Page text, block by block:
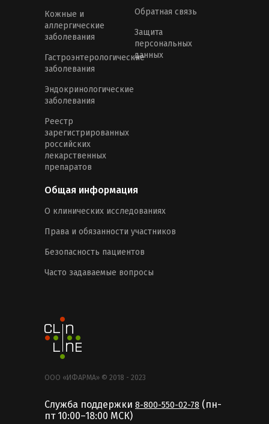
Кожные и
аллергические
заболевания
Гастроэнтерологические
заболевания
Эндокринологические
заболевания
Реестр
зарегистрированных
российских
лекарственных
препаратов
Обратная связь
Защита
персональных
данных
Общая информация
О клинических исследованиях
Права и обязанности участников
Безопасность пациентов
Часто задаваемые вопросы
ООО «ИФАРМА» © 2018 - 2023
Служба поддержки 8-800-550-02-78 (пн-
пт 10:00–18:00 MCК)